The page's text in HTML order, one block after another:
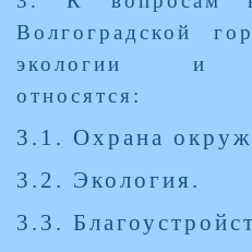
Волгоградской
экологии и
относятся:
3.1. Охрана
3.2. Экология.
3.3.